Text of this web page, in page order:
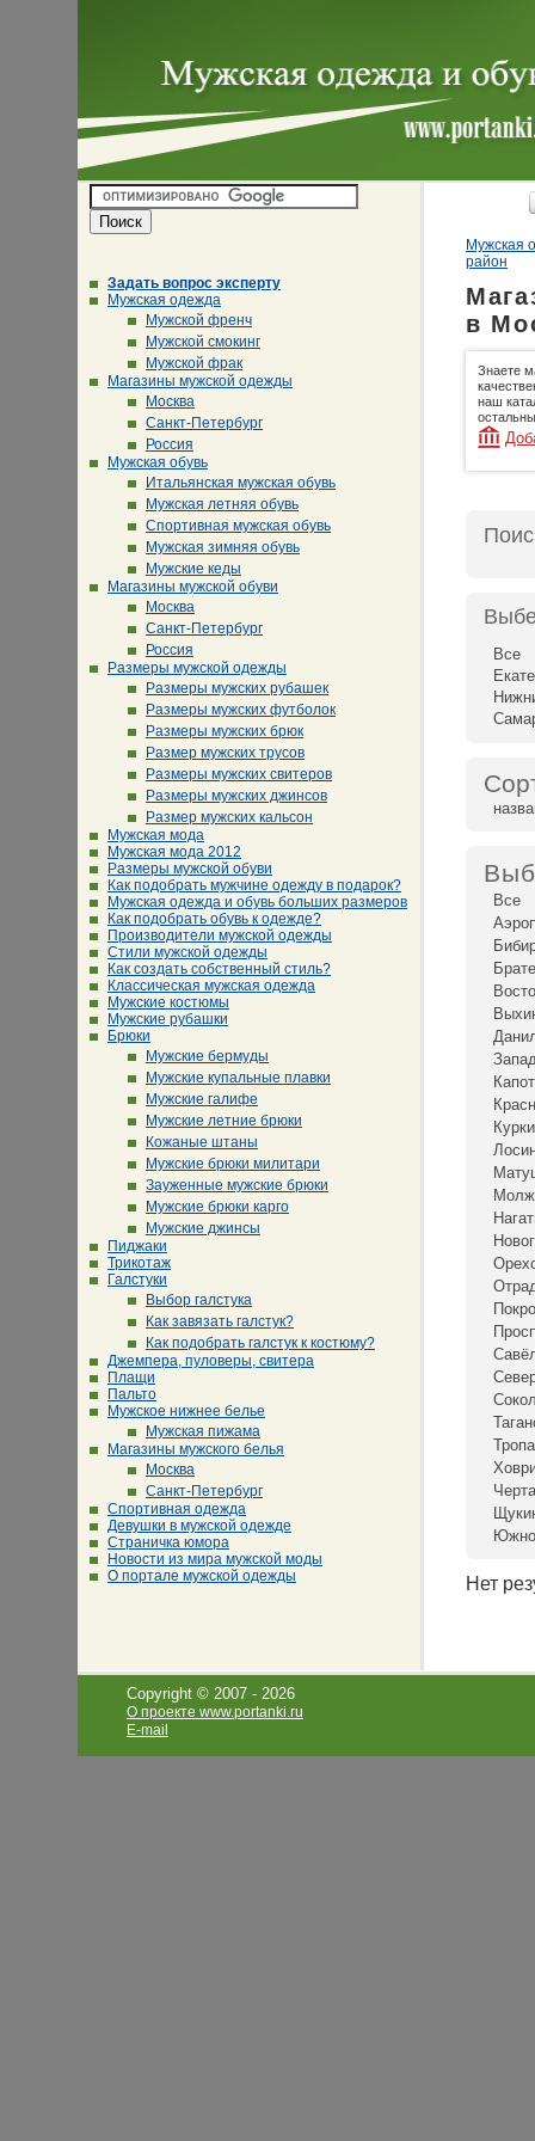
Задать вопрос эксперту
Мужская одежда
Мужской френч
Мужской смокинг
Мужской фрак
Магазины мужской одежды
Москва
Санкт-Петербург
Россия
Мужская обувь
Итальянская мужская обувь
Мужская летняя обувь
Спортивная мужская обувь
Мужская зимняя обувь
Мужские кеды
Магазины мужской обуви
Москва
Санкт-Петербург
Россия
Размеры мужской одежды
Размеры мужских рубашек
Размеры мужских футболок
Размеры мужских брюк
Размер мужских трусов
Размеры мужских свитеров
Размеры мужских джинсов
Размер мужских кальсон
Мужская мода
Мужская мода 2012
Размеры мужской обуви
Как подобрать мужчине одежду в подарок?
Мужская одежда и обувь больших размеров
Как подобрать обувь к одежде?
Производители мужской одежды
Стили мужской одежды
Как создать собственный стиль?
Классическая мужская одежда
Мужские костюмы
Мужские рубашки
Брюки
Мужские бермуды
Мужские купальные плавки
Мужские галифе
Мужские летние брюки
Кожаные штаны
Мужские брюки милитари
Зауженные мужские брюки
Мужские брюки карго
Мужские джинсы
Пиджаки
Трикотаж
Галстуки
Выбор галстука
Как завязать галстук?
Как подобрать галстук к костюму?
Джемпера, пуловеры, свитера
Плащи
Пальто
Мужское нижнее белье
Мужская пижама
Магазины мужского белья
Москва
Санкт-Петербург
Спортивная одежда
Девушки в мужской одежде
Страничка юмора
Новости из мира мужской моды
О портале мужской одежды
Мужская
район
в
Знаете
наш
Все
Все
Нет
Copyright © 2007 - 2026
О проекте www.portanki.ru
E-mail